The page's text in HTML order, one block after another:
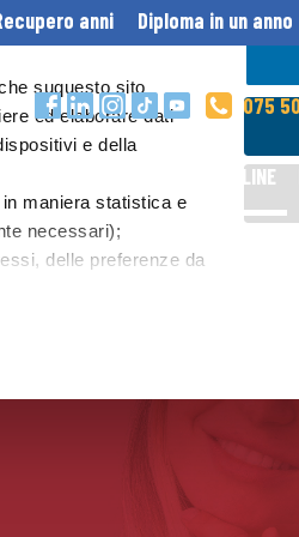
suquesto sito
ed elaborare dati
e della
maniera statistica e
necessari);
delle preferenze da
tutti o alcuni dei sistemi
anni Diploma in un anno
075
DIPLOMA ONLINE